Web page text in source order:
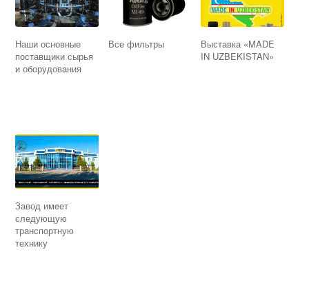
Наши основные
поставщики сырья
и оборудования
Все фильтры
Выставка «MADE
IN UZBEKISTAN»
Завод имеет
следующую
транспортную
технику